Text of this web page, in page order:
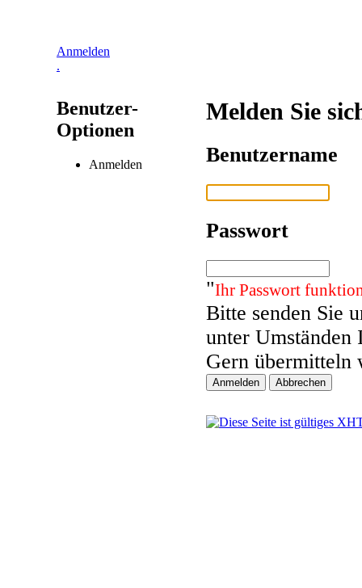
Anmelden
.
Benutzer-
Optionen
Anmelden
Melden Sie
Benutzername
Passwort
"Ihr Passwort
Bitte senden Sie
unter Umständen
Gern übermitteln